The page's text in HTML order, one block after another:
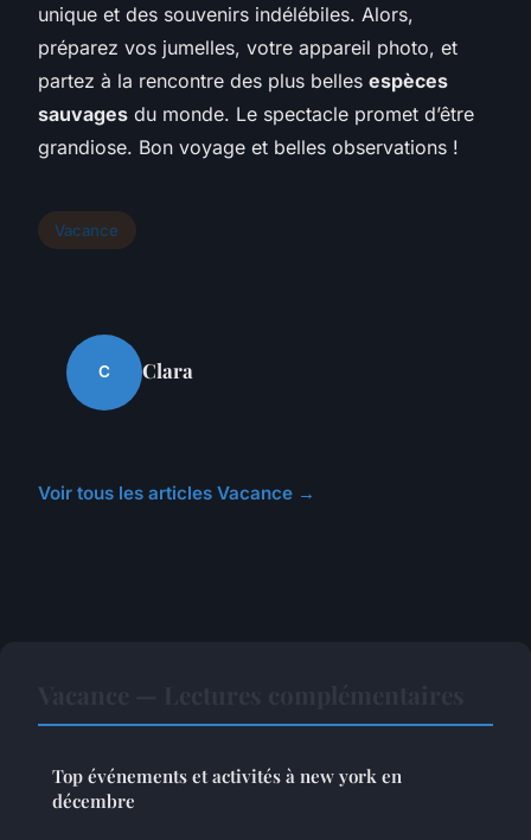
unique et des souvenirs indélébiles. Alors,
préparez vos jumelles, votre appareil photo, et
partez à la rencontre des plus belles espèces
sauvages du monde. Le spectacle promet d’être
grandiose. Bon voyage et belles observations !
Vacance
C Clara
Voir tous les articles Vacance →
Top événements et activités à new york en
décembre